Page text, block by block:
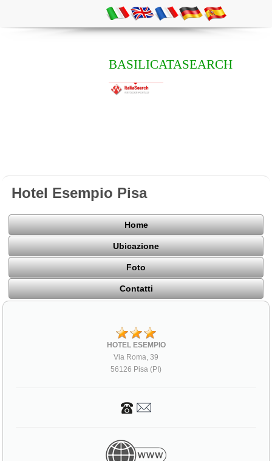
BASILICATASEARCH
Hotel Esempio Pisa
Home
Ubicazione
Foto
Contatti
HOTEL ESEMPIO
Via Roma, 39
56126 Pisa (PI)